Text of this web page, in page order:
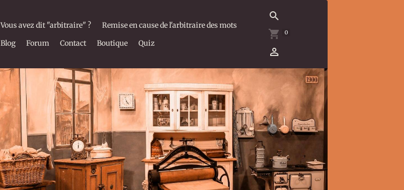
Vous avez dit "arbitraire" ?
Remise en cause de l'arbitraire des mots
Blog
Forum Contact Boutique Quiz
0